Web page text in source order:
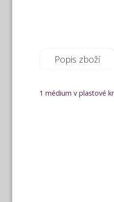
Popis zboží
1 médium v plastové